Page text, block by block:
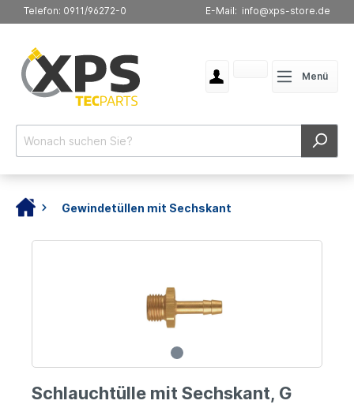
Telefon: 0911/96272-0 E-Mail: info@xps-store.de
Menü
Gewindetüllen mit Sechskant
Schlauchtülle mit Sechskant, G